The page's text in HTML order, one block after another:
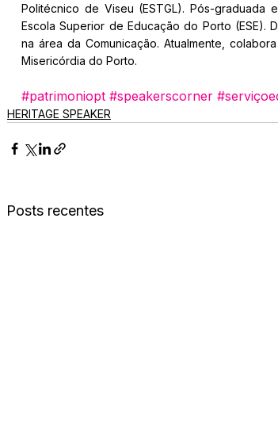
Politécnico de Viseu (ESTGL). Pós-graduada
Escola Superior de Educação do Porto (ESE).
na área da Comunicação. Atualmente,
Misericórdia do Porto.
#patrimoniopt #speakerscorner
HERITAGE SPEAKER
Posts recentes